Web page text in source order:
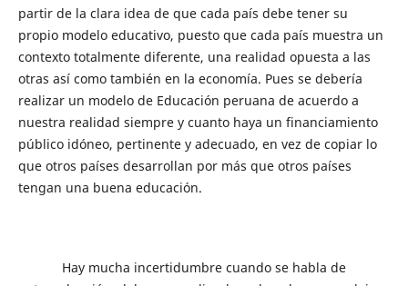
partir de la clara idea de que cada país debe tener su
propio modelo educativo, puesto que cada país muestra un
contexto totalmente diferente, una realidad opuesta a las
otras así como también en la economía. Pues se debería
realizar un modelo de Educación peruana de acuerdo a
nuestra realidad siempre y cuanto haya un financiamiento
público idóneo, pertinente y adecuado, en vez de copiar lo
que otros países desarrollan por más que otros países
tengan una buena educación.
Hay mucha incertidumbre cuando se habla de